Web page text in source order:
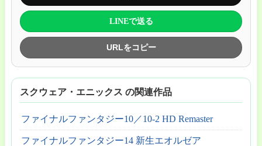
LINEで送る
URLをコピー
スクウェア・エニックス の関連作品
ファイナルファンタジー10／10-2 HD Remaster
ファイナルファンタジー14 新生エオルゼア